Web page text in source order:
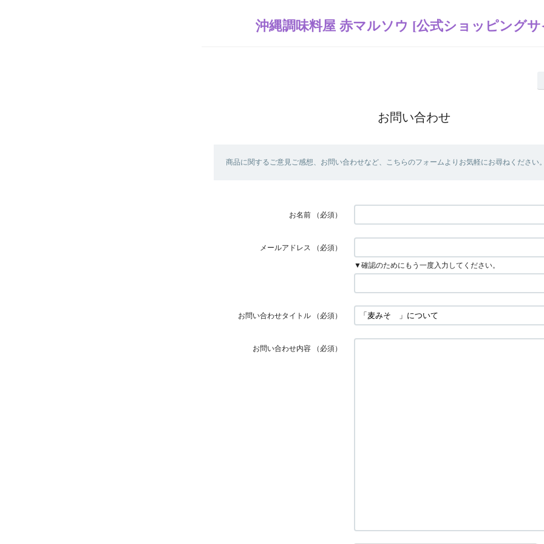
沖縄調味料屋 赤マルソウ [公式ショッピング
お問い合わせ
商品に関するご意見ご感想、お問い合わせなど、こちらのフォームよりお気軽にお尋ねください。
お名前 （必須）
メールアドレス （必須）
▼確認のためにもう一度入力してください。
お問い合わせタイトル （必須）
お問い合わせ内容 （必須）